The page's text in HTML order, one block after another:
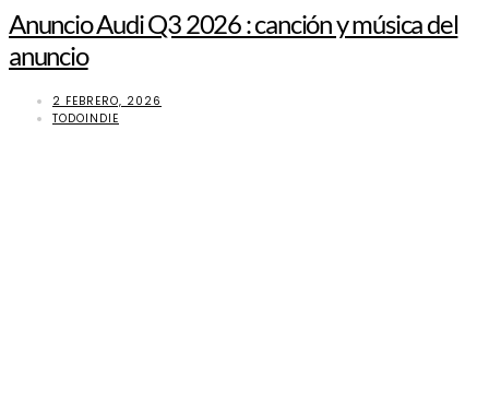
Anuncio Audi Q3 2026 : canción y música del
anuncio
2 FEBRERO, 2026
TODOINDIE